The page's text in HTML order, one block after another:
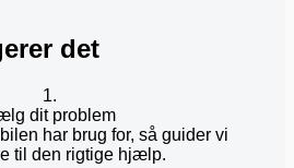
det
1.
dit problem
har brug for, så guider vi
til den rigtige hjælp.